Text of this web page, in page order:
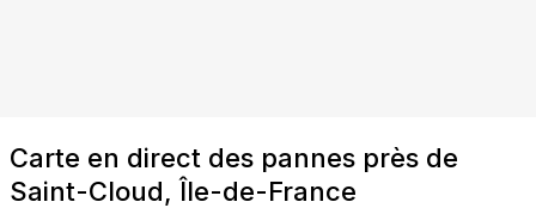
Carte en direct des pannes près de
Saint-Cloud, Île-de-France